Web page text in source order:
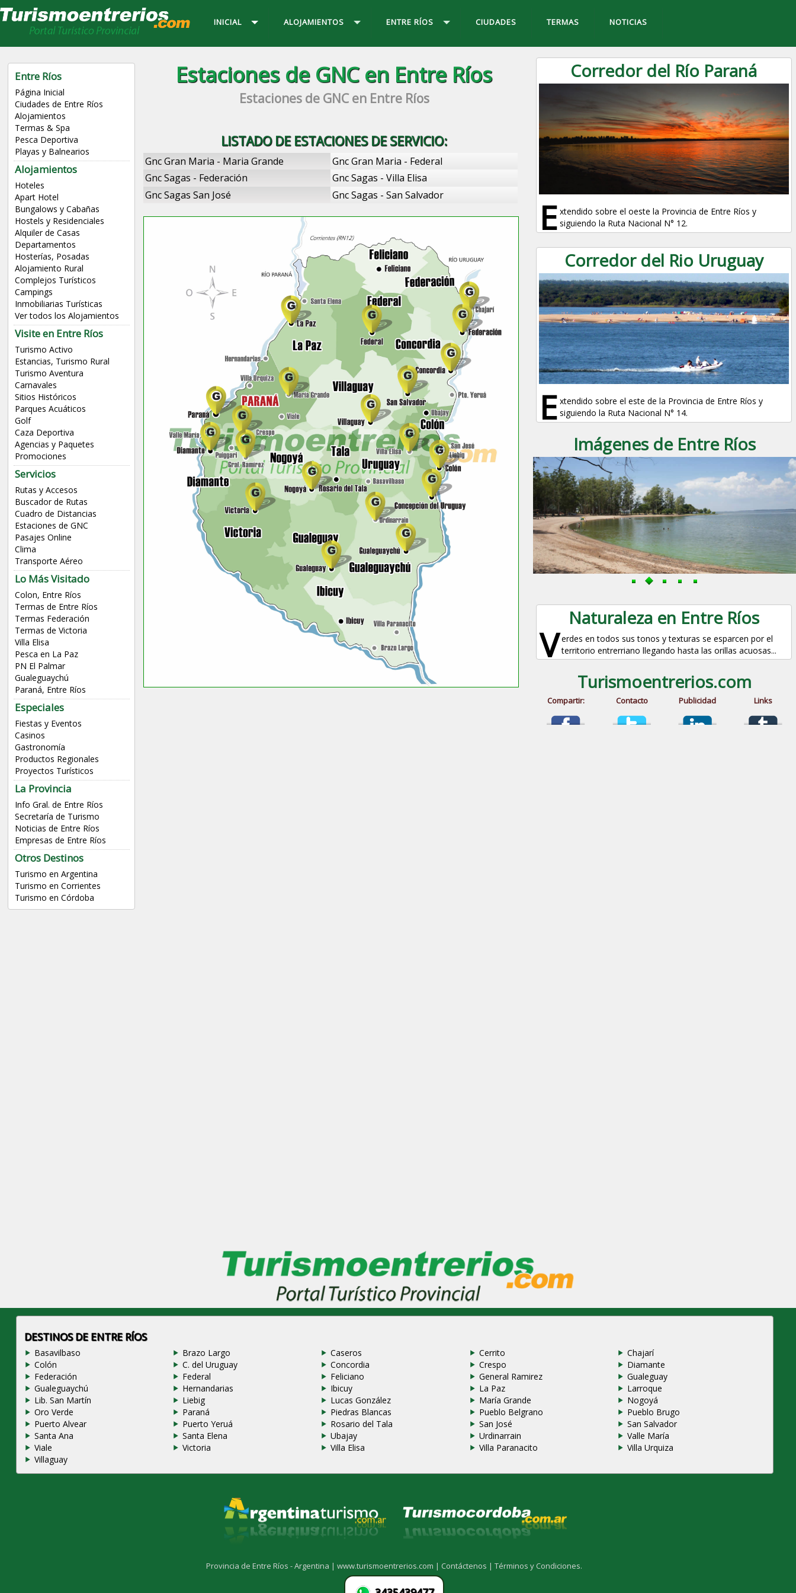
INICIAL ALOJAMIENTOS ENTRE RÍOS CIUDADES TERMAS NOTICIAS
Entre Ríos
Página Inicial
Ciudades de Entre Ríos
Alojamientos
Termas & Spa
Pesca Deportiva
Playas y Balnearios
Alojamientos
Hoteles
Apart Hotel
Bungalows y Cabañas
Hostels y Residenciales
Alquiler de Casas
Departamentos
Hosterías, Posadas
Alojamiento Rural
Complejos Turísticos
Campings
Inmobiliarias Turísticas
Ver todos los Alojamientos
Visite en Entre Ríos
Turismo Activo
Estancias, Turismo Rural
Turismo Aventura
Carnavales
Sitios Históricos
Parques Acuáticos
Golf
Caza Deportiva
Agencias y Paquetes
Promociones
Servicios
Rutas y Accesos
Buscador de Rutas
Cuadro de Distancias
Estaciones de GNC
Pasajes Online
Clima
Transporte Aéreo
Lo Más Visitado
Colon, Entre Ríos
Termas de Entre Ríos
Termas Federación
Termas de Victoria
Villa Elisa
Pesca en La Paz
PN El Palmar
Gualeguaychú
Paraná, Entre Ríos
Especiales
Fiestas y Eventos
Casinos
Gastronomía
Productos Regionales
Proyectos Turísticos
La Provincia
Info Gral. de Entre Ríos
Secretaría de Turismo
Noticias de Entre Ríos
Empresas de Entre Ríos
Otros Destinos
Turismo en Argentina
Turismo en Corrientes
Turismo en Córdoba
Estaciones de GNC en Entre Ríos
Estaciones de GNC en Entre Ríos
LISTADO DE ESTACIONES DE SERVICIO:
Gnc Gran Maria - Maria Grande
Gnc Gran Maria - Federal
Gnc Sagas - Federación
Gnc Sagas - Villa Elisa
Gnc Sagas San José
Gnc Sagas - San Salvador
Corredor del Río Paraná
E xtendido sobre el oeste la Provincia de Entre Ríos y
siguiendo la Ruta Nacional N° 12.
Corredor del Rio Uruguay
E xtendido sobre el este de la Provincia de Entre Ríos y
siguiendo la Ruta Nacional N° 14.
Imágenes de Entre Ríos
Naturaleza en Entre Ríos
V erdes en todos sus tonos y texturas se esparcen por el
territorio entrerriano llegando hasta las orillas acuosas...
Turismoentrerios.com
Compartir: Contacto Publicidad Links
DESTINOS DE ENTRE RÍOS
Basavilbaso Brazo Largo Caseros Cerrito
Chajarí
Colón
C. del Uruguay Concordia Crespo
Diamante
Federación
Federal Feliciano General Ramirez
Gualeguay
Gualeguaychú
Hernandarias Ibicuy La Paz
Larroque
Lib. San Martín
Liebig Lucas González María Grande
Nogoyá
Oro Verde
Paraná Piedras Blancas Pueblo Belgrano
Pueblo Brugo
Puerto Alvear
Puerto Yeruá Rosario del Tala San José
San Salvador
Santa Ana
Santa Elena Ubajay Urdinarrain
Valle María
Viale
Victoria Villa Elisa Villa Paranacito
Villa Urquiza
Villaguay
Provincia de Entre Ríos - Argentina | www.turismoentrerios.com | Contáctenos | Términos y Condiciones.